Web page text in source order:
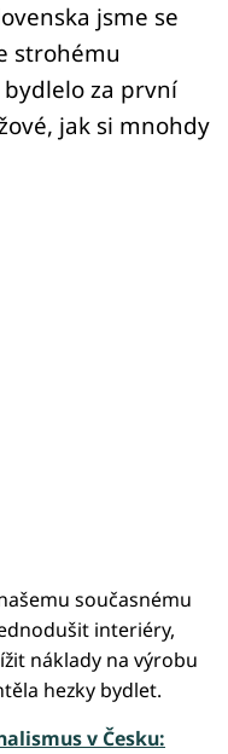
jsme se
strohému
za první
jak si mnohdy
současnému
interiéry,
náklady na výrobu
hezky bydlet.
v Česku: